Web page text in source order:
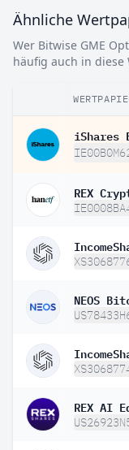
Ähnliche
Wer Bitwise GME
häufig auch in diese
iShares
NEOS
REX AI